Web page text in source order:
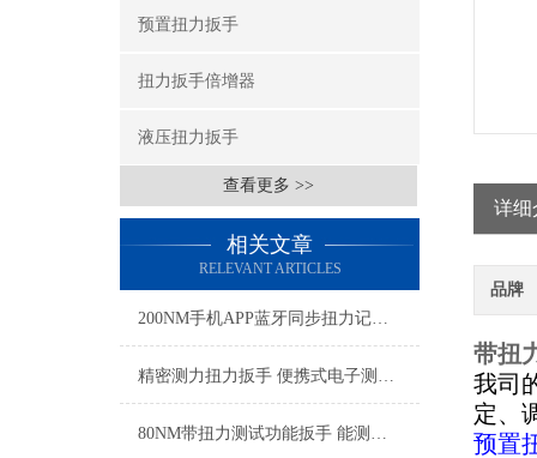
预置扭力扳手
扭力扳手倍增器
液压扭力扳手
查看更多 >>
相关文章
RELEVANT ARTICLES
200NM手机APP蓝牙同步扭力记录扳手 实时蓝牙无线监测扭力扳手厂家
精密测力扭力扳手 便携式电子测力扳手 工厂装配电子扭矩扳手厂家
80NM带扭力测试功能扳手 能测试扭力的扳手 可实测扭力扳手厂家
详细
品牌
带扭
我司
定、
预置